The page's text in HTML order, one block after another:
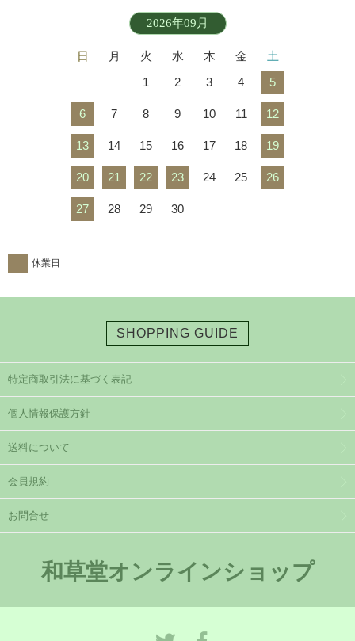
2026年09月
日 月 火 水 木 金
土
1
2 3 4 5
6 7 8 9 10 11 12
13 14 15 16 17 18 19
20 21 22 23 24 25 26
27 28 29 30
休業日
SHOPPING GUIDE
特定商取引法に基づく表記
個人情報保護方針
送料について
会員規約
お問合せ
和草堂オンラインショップ